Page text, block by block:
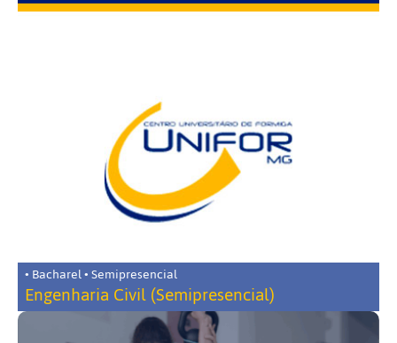
• Bacharel • Semipresencial
Engenharia Civil (Semipresencial)